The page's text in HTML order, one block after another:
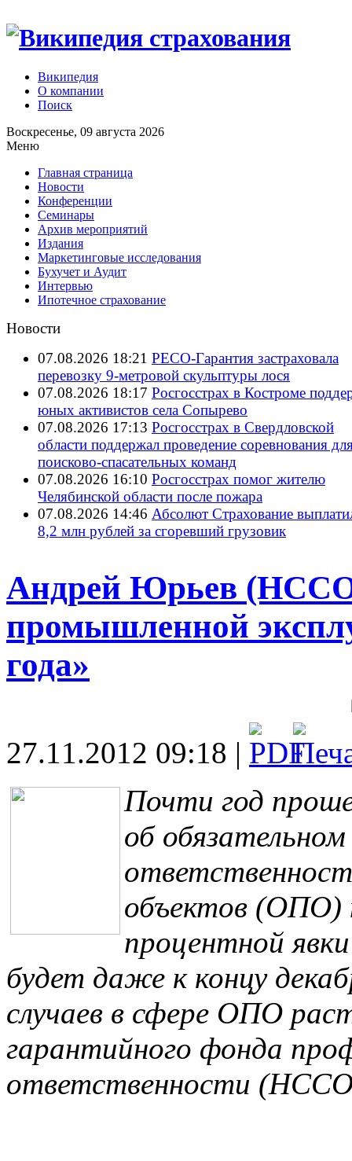
Википедия
О компании
Поиск
Воскресенье, 09 августа 2026
Меню
Главная страница
Новости
Конференции
Семинары
Архив мероприятий
Издания
Маркетинговые исследования
Бухучет и Аудит
Интервью
Ипотечное страхование
Новости
07.08.2026 18:21 РЕСО-Гарантия застраховала
перевозку 9-метровой скульптуры лося
07.08.2026 18:17 Росгосстрах в Костроме
юных активистов села Сопырево
07.08.2026 17:13 Росгосстрах в Свердловской
области поддержал проведение соревнования
поисково‑спасательных команд
07.08.2026 16:10 Росгосстрах помог жителю
Челябинской области после пожара
07.08.2026 14:46 Абсолют Страхование
8,2 млн рублей за сгоревший грузовик
Андрей Юрьев
промышленной
года»
27.11.2012 09:18 |
Почти год
об
объектов (ОПО)
процентной
будет даже к концу
случаев в сфере ОПО
гарантийного фонда
ответственности